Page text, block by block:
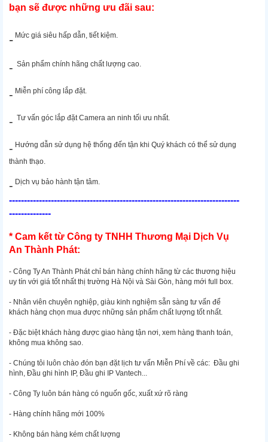
bạn sẽ được những ưu đãi sau:
- Mức giá siêu hấp dẫn, tiết kiệm.
- Sản phẩm chính hãng chất lượng cao.
- Miễn phí công lắp đặt.
- Tư vấn góc lắp đặt Camera an ninh tối ưu nhất.
- Hướng dẫn sử dụng hệ thống đến tận khi Quý khách có thể sử dụng
thành thạo.
- Dịch vụ bảo hành tận tâm.
-----------------------------------------------------------------------------
--------------
* Cam kết từ Công ty TNHH Thương Mại Dịch Vụ
An Thành Phát:
- Công Ty An Thành Phát chỉ bán hàng chính hãng từ các thương hiệu
uy tín với giá tốt nhất thị trường Hà Nội và Sài Gòn, hàng mới full box.
- Nhân viên chuyên nghiệp, giàu kinh nghiệm sẵn sàng tư vấn để
khách hàng chọn mua được những sản phẩm chất lượng tốt nhất.
- Đặc biệt khách hàng được giao hàng tận nơi, xem hàng thanh toán,
không mua không sao.
- Chúng tôi luôn chào đón bạn đặt lịch tư vấn Miễn Phí về các: Đầu ghi
hình, Đầu ghi hình IP, Đầu ghi IP Vantech...
- Công Ty luôn bán hàng có nguốn gốc, xuất xứ rõ ràng
- Hàng chính hãng mới 100%
- Không bán hàng kém chất lượng